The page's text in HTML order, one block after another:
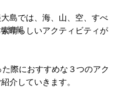
情報
島では、海、山、空、すべ
晴らしいアクティビティが
た際におすすめな３つのアク
介していきます。